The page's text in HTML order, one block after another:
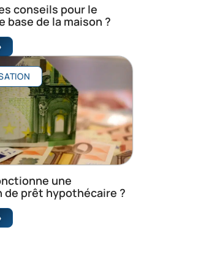
conseils pour le
base de la maison ?
une
prêt hypothécaire ?